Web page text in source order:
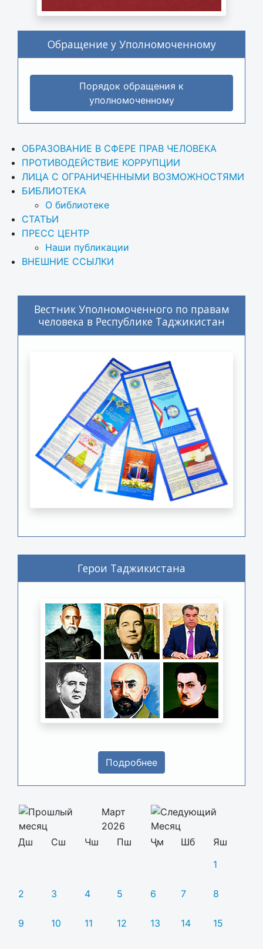
Обращение у Уполномоченному
Порядок обращения к
уполномоченному
ОБРАЗОВАНИЕ В СФЕРЕ ПРАВ ЧЕЛОВЕКА
ПРОТИВОДЕЙСТВИЕ КОРРУПЦИИ
ЛИЦА С ОГРАНИЧЕННЫМИ ВОЗМОЖНОСТЯМИ
БИБЛИОТЕКА
О библиотеке
СТАТЬИ
ПРЕСС ЦЕНТР
Наши публикации
ВНЕШНИЕ ССЫЛКИ
Вестник Уполномоченного по правам
человека в Республике Таджикистан
Герои Таджикистана
Подробнее
Март
2026
Дш
Сш Чш Пш Ҷм Шб
Яш
1
2 3 4 5 6 7 8
9 10 11 12 13 14 15